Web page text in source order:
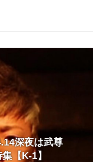
深夜は武尊
【K-1】